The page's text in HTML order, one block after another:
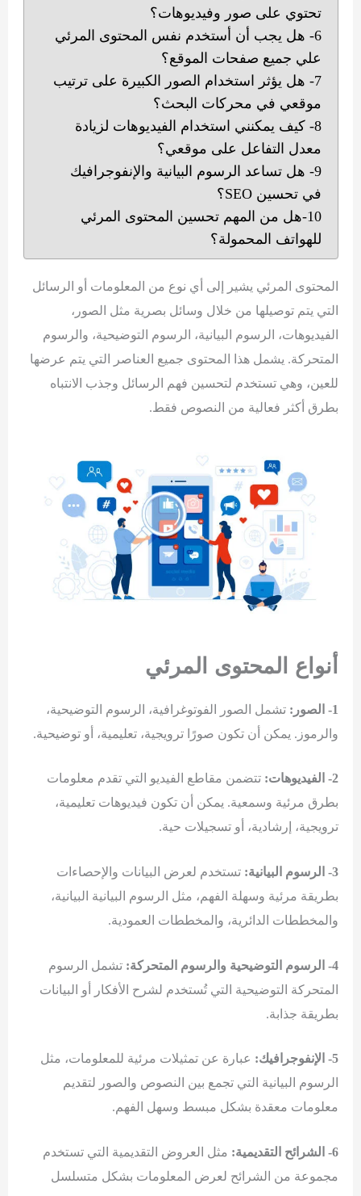
تحتوي على صور وفيديوهات؟
6- هل يجب أن أستخدم نفس المحتوى المرئي
علي جميع صفحات الموقع؟
7- هل يؤثر استخدام الصور الكبيرة على ترتيب
موقعي في محركات البحث؟
8- كيف يمكنني استخدام الفيديوهات لزيادة
معدل التفاعل على موقعي؟
9- هل تساعد الرسوم البيانية والإنفوجرافيك
في تحسين SEO؟
10-هل من المهم تحسين المحتوى المرئي
للهواتف المحمولة؟
المحتوى المرئي يشير إلى أي نوع من المعلومات أو الرسائل
التي يتم توصيلها من خلال وسائل بصرية مثل الصور،
الفيديوهات، الرسوم البيانية، الرسوم التوضيحية، والرسوم
المتحركة. يشمل هذا المحتوى جميع العناصر التي يتم عرضها
للعين، وهي تستخدم لتحسين فهم الرسائل وجذب الانتباه
بطرق أكثر فعالية من النصوص فقط.
أنواع المحتوى المرئي
1- الصور:
تشمل الصور الفوتوغرافية، الرسوم التوضيحية،
والرموز. يمكن أن تكون صورًا ترويجية، تعليمية، أو توضيحية.
2- الفيديوهات:
تتضمن مقاطع الفيديو التي تقدم معلومات
بطرق مرئية وسمعية. يمكن أن تكون فيديوهات تعليمية،
ترويجية، إرشادية، أو تسجيلات حية.
3- الرسوم البيانية:
تستخدم لعرض البيانات والإحصاءات
بطريقة مرئية وسهلة الفهم، مثل الرسوم البيانية البيانية،
والمخططات الدائرية، والمخططات العمودية.
4- الرسوم التوضيحية والرسوم المتحركة:
تشمل الرسوم
المتحركة التوضيحية التي تُستخدم لشرح الأفكار أو البيانات
بطريقة جذابة.
5- الإنفوجرافيك:
عبارة عن تمثيلات مرئية للمعلومات، مثل
الرسوم البيانية التي تجمع بين النصوص والصور لتقديم
معلومات معقدة بشكل مبسط وسهل الفهم.
6- الشرائح التقديمية:
مثل العروض التقديمية التي تستخدم
مجموعة من الشرائح لعرض المعلومات بشكل متسلسل